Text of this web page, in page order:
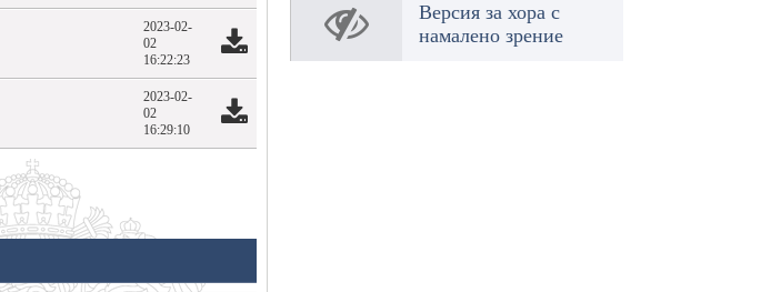
2023-02-
02
16:22:23
2023-02-
02
16:29:10
Версия за хора с
намалено зрение